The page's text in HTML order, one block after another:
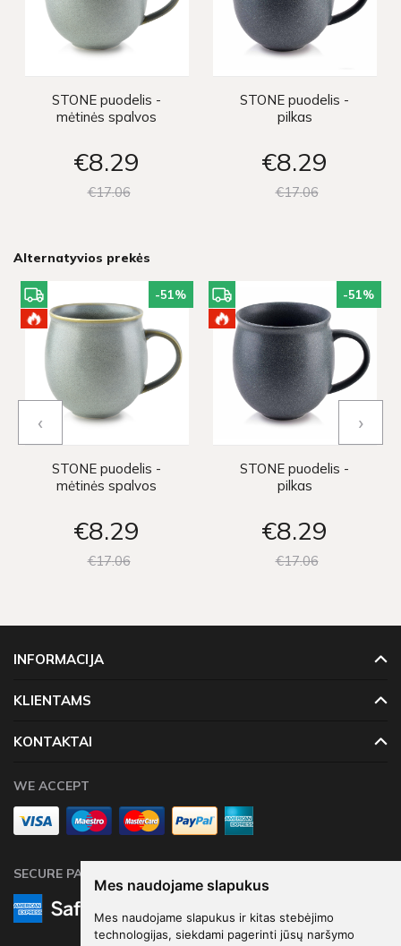
Mes naudojame slapukus
Mes naudojame slapukus ir kitas stebėjimo
technologijas, siekdami pagerinti jūsų naršymo
STONE puodelis -
mėtinės spalvos
€8 29
€1706
STONE puodelis -
pilkas
€8 29
€1706
Alternatyvios prekės
-51%
STONE puodelis -
mėtinės spalvos
€8 29
€1706
-51%
STONE puodelis -
pilkas
€8 29
€1706
‹ ›
INFORMACIJA
KLIENTAMS
KONTAKTAI
WE ACCEPT
SECURE PAYMENTS